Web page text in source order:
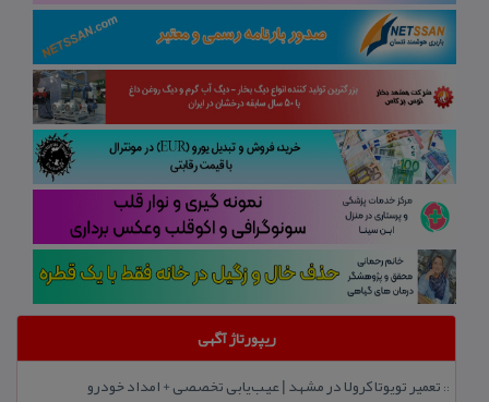
ریپورتاژ آگهی
:: تعمیر تویوتا كرولا در مشهد | عیب‌یابی تخصصی + امداد خودرو